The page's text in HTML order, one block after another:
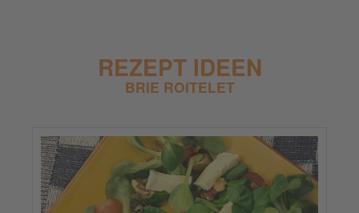
REZEPT IDEEN
BRIE ROITELET